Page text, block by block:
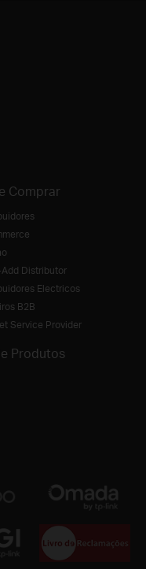
Comprar
Distributor
Electricos
B2B
Service Provider
Produtos